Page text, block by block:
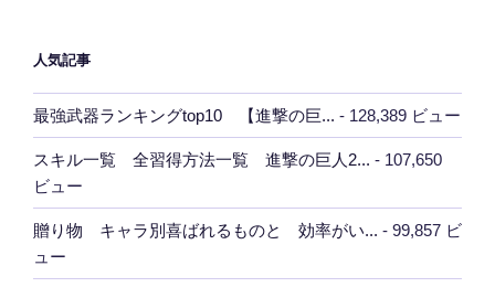
ン
人気記事
最強武器ランキングtop10 【進撃の巨... - 128,389 ビュー
スキル一覧 全習得方法一覧 進撃の巨人2...
- 107,650
ビュー
贈り物 キャラ別喜ばれるものと 効率がい...
- 99,857 ビ
ュー